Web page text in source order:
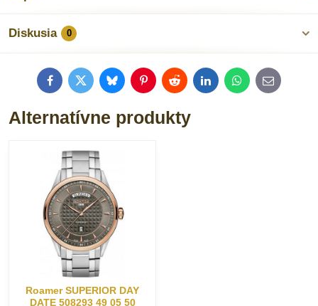
Diskusia 0
FacebookTwitterBlueskyPinterestRedditLinkedInWhatsApp
E-
mail
Alternatívne produkty
Roamer SUPERIOR DAY
DATE 508293 49 05 50